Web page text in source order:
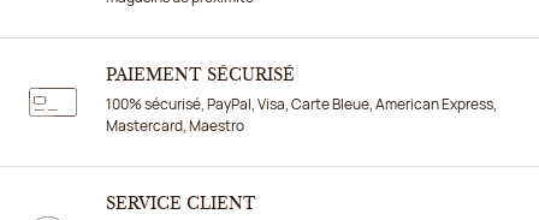
PAIEMENT SÉCURISÉ
100% sécurisé, PayPal, Visa, Carte Bleue, American Express,
Mastercard, Maestro
SERVICE CLIENT